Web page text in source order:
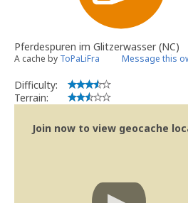
Pferdespuren im Glitzerwasser (NC)
A cache by ToPaLiFra Message this
Difficulty:
Terrain:
Join now to view geocache